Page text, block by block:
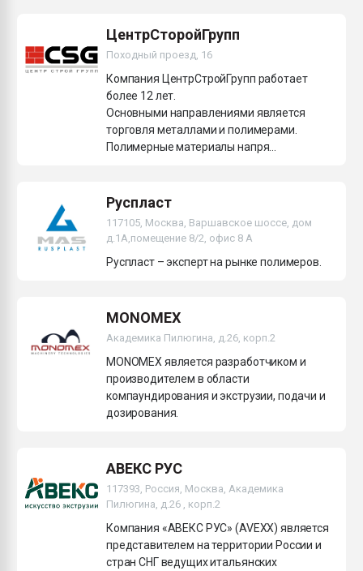
ЦентрСторойГрупп
Походный проезд, 16
Компания ЦентрСтройГрупп работает
более 12 лет.
Основными направлениями является
торговля металлами и полимерами.
Полимерные материалы напря...
Руспласт
117105, Москва, Варшавское шоссе, дом
д.1А,помещение 8/2, офис 8 А
Руспласт – эксперт на рынке полимеров.
MONOMEX
Академика Пилюгина, д.26, корп.2
MONOMEX является разработчиком и
производителем в области
компаундирования и экструзии, подачи и
дозирования.
АВЕКС РУС
117393, Россия, Москва, Академика
Пилюгина, д.26 , корп.2
Компания «АВЕКС РУС» (AVEXX) является
представителем на территории России и
стран СНГ ведущих итальянских